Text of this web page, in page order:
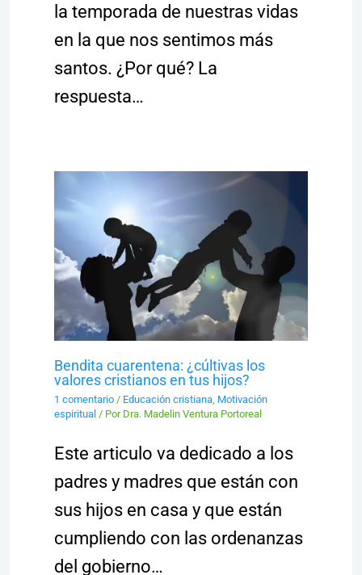
la temporada de nuestras vidas
en la que nos sentimos más
santos. ¿Por qué? La
respuesta…
Bendita cuarentena: ¿cúltivas los
valores cristianos en tus hijos?
1 comentario / Educación cristiana, Motivación
espiritual / Por Dra. Madelin Ventura Portoreal
Este articulo va dedicado a los
padres y madres que están con
sus hijos en casa y que están
cumpliendo con las ordenanzas
del gobierno…